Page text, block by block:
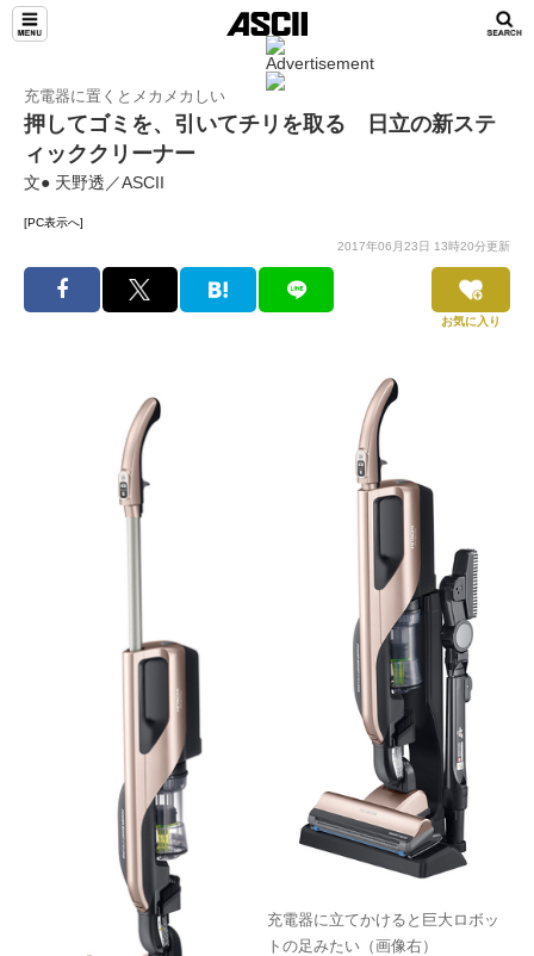
充電器に置くとメカメカしい
押してゴミを、引いてチリを取る 日立の新ステ
ィッククリーナー
文● 天野透／ASCII
[PC表示へ]
2017年06月23日 13時20分更新
お気に入り
充電器に立てかけると巨大ロボッ
トの足みたい（画像右）